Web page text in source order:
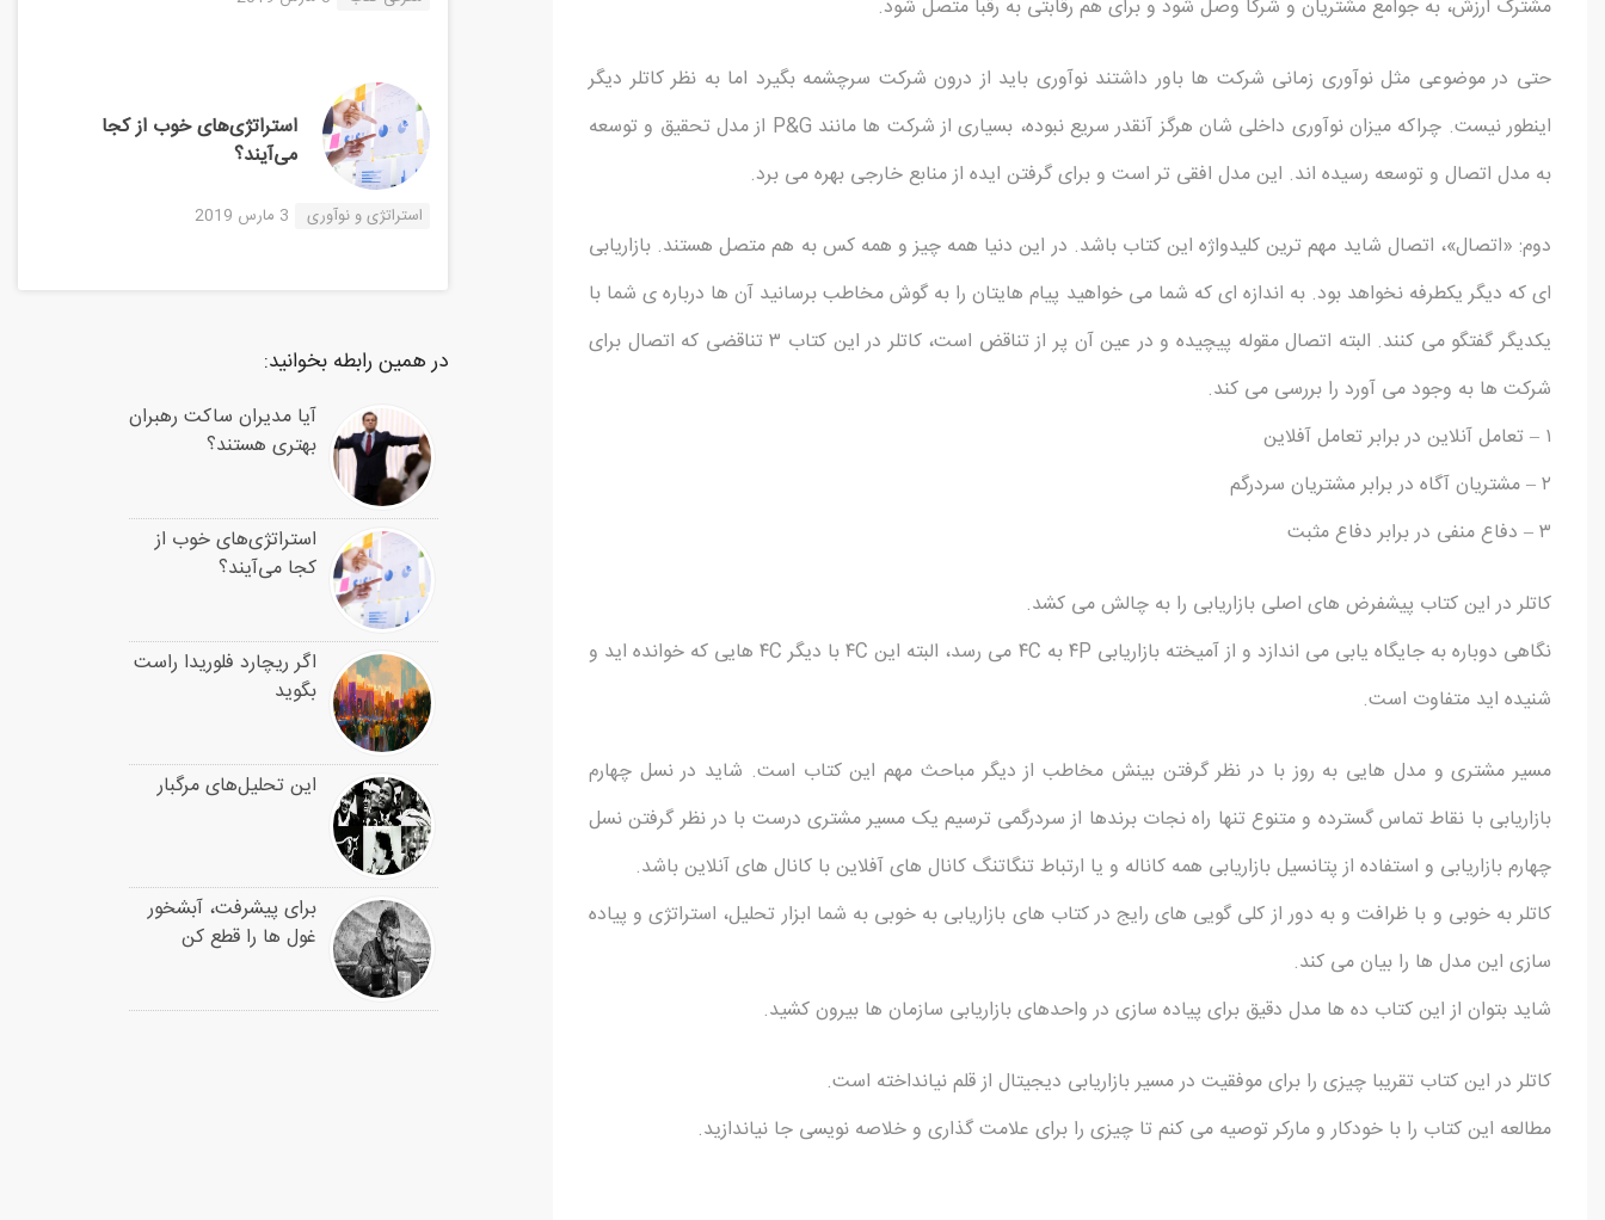
مشترک ارزش، به جوامع مشتریان و شرکا وصل شود و برای هم رقابتی به رقبا متصل شود.
حتی در موضوعی مثل نوآوری زمانی شرکت ها باور داشتند نوآوری باید از درون شرکت سرچشمه بگیرد اما به نظر کاتلر دیگر
اینطور نیست. چراکه میزان نوآوری داخلی شان هرگز آنقدر سریع نبوده، بسیاری از شرکت ها مانند P&G از مدل تحقیق و توسعه
به مدل اتصال و توسعه رسیده اند. این مدل افقی تر است و برای گرفتن ایده از منابع خارجی بهره می برد.
دوم: «اتصال»، اتصال شاید مهم ترین کلیدواژه این کتاب باشد. در این دنیا همه چیز و همه کس به هم متصل هستند. بازاریابی
ای که دیگر یکطرفه نخواهد بود. به اندازه ای که شما می خواهید پیام هایتان را به گوش مخاطب برسانید آن ها درباره ی شما با
یکدیگر گفتگو می کنند. البته اتصال مقوله پیچیده و در عین آن پر از تناقض است، کاتلر در این کتاب ۳ تناقضی که اتصال برای
شرکت ها به وجود می آورد را بررسی می کند.
۱ – تعامل آنلاین در برابر تعامل آفلاین
۲ – مشتریان آگاه در برابر مشتریان سردرگم
۳ – دفاع منفی در برابر دفاع مثبت
کاتلر در این کتاب پیشفرض های اصلی بازاریابی را به چالش می کشد.
نگاهی دوباره به جایگاه یابی می اندازد و از آمیخته بازاریابی ۴P به ۴C می رسد، البته این ۴C با دیگر ۴C هایی که خوانده اید و
شنیده اید متفاوت است.
مسیر مشتری و مدل هایی به روز با در نظر گرفتن بینش مخاطب از دیگر مباحث مهم این کتاب است. شاید در نسل چهارم
بازاریابی با نقاط تماس گسترده و متنوع تنها راه نجات برندها از سردرگمی ترسیم یک مسیر مشتری درست با در نظر گرفتن نسل
چهارم بازاریابی و استفاده از پتانسیل بازاریابی همه کاناله و یا ارتباط تنگاتنگ کانال های آفلاین با کانال های آنلاین باشد.
کاتلر به خوبی و با ظرافت و به دور از کلی گویی های رایج در کتاب های بازاریابی به خوبی به شما ابزار تحلیل، استراتژی و پیاده
سازی این مدل ها را بیان می کند.
شاید بتوان از این کتاب ده ها مدل دقیق برای پیاده سازی در واحدهای بازاریابی سازمان ها بیرون کشید‌.
کاتلر در این کتاب تقریبا چیزی را برای موفقیت در مسیر بازاریابی دیجیتال از قلم نیانداخته است.
مطالعه این کتاب را با خودکار و مارکر توصیه می کنم تا چیزی را برای علامت گذاری و خلاصه نویسی جا نیاندازید.
استراتژی‌های خوب از کجا
می‌آیند؟
استراتژی و نوآوری 3 مارس 2019
در همین رابطه بخوانید:
آیا مدیران ساکت رهبران
بهتری هستند؟
استراتژی‌های خوب از
کجا می‌آیند؟
اگر ریچارد فلوریدا راست
بگوید
این تحلیل‌های مرگبار
برای پیشرفت، آبشخور
غول ها را قطع کن